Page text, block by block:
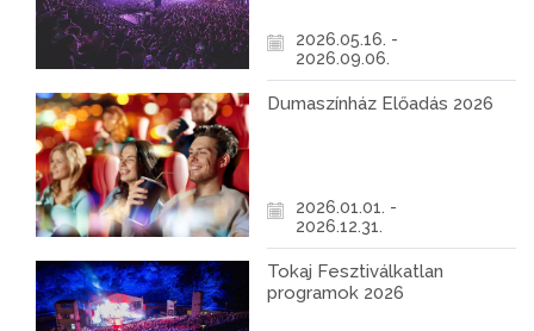
2026.05.16. -
2026.09.06.
Dumaszínház Előadás 2026
2026.01.01. -
2026.12.31.
Tokaj Fesztiválkatlan
programok 2026